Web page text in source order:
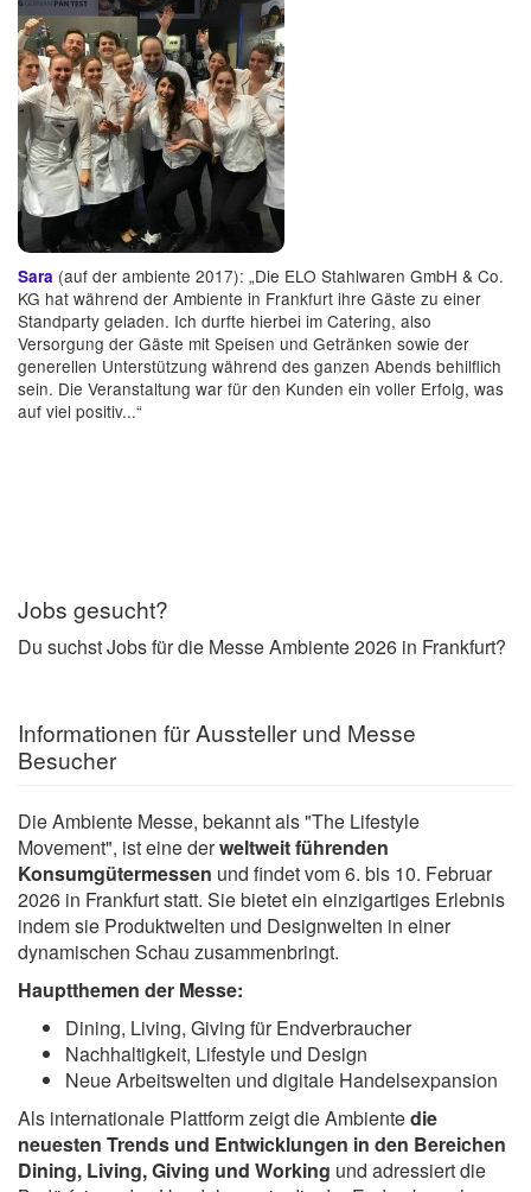
Sara (auf der ambiente 2017): „Die ELO Stahlwaren GmbH & Co.
KG hat während der Ambiente in Frankfurt ihre Gäste zu einer
Standparty geladen. Ich durfte hierbei im Catering, also
Versorgung der Gäste mit Speisen und Getränken sowie der
generellen Unterstützung während des ganzen Abends behilflich
sein. Die Veranstaltung war für den Kunden ein voller Erfolg, was
auf viel positiv...“
Jobs gesucht?
Du suchst Jobs für die Messe Ambiente 2026 in Frankfurt?
Informationen für Aussteller und Messe
Besucher
Die Ambiente Messe, bekannt als "The Lifestyle
Movement", ist eine derweltweit führenden
Konsumgütermessen und findet vom 6. bis 10. Februar
2026 in Frankfurt statt. Sie bietet ein einzigartiges Erlebnis
indem sie Produktwelten und Designwelten in einer
dynamischen Schau zusammenbringt.
Hauptthemen der Messe:
Dining, Living, Giving für Endverbraucher
Nachhaltigkeit, Lifestyle und Design
Neue Arbeitswelten und digitale Handelsexpansion
Als internationale Plattform zeigt die Ambientedie
neuesten Trends und Entwicklungen in den Bereichen
Dining, Living, Giving und Working und adressiert die